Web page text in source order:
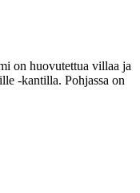
on huovutettua villaa ja
-kantilla. Pohjassa on